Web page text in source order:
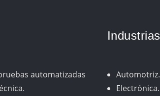
automatizadas
Industrias
Automotriz.
Electrónica.